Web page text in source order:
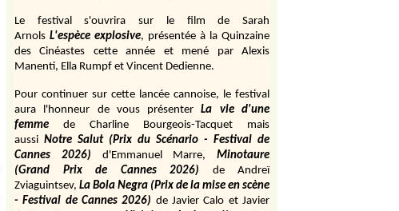
Le festival s'ouvrira sur le film de Sarah
Arnols L'espèce explosive, présentée à la Quinzaine
des Cinéastes cette année et mené par Alexis
Manenti, Ella Rumpf et Vincent Dedienne.
Pour continuer sur cette lancée cannoise, le festival
aura l'honneur de vous présenter
La vie d'une
femme
de Charline Bourgeois-Tacquet
mais
aussi Notre Salut (Prix du Scénario - Festival de
Cannes 2026)
d'Emmanuel Marre,
Minotaure
(Grand Prix de Cannes 2026)
de Andreï
Zviaguintsev, La Bola Negra (Prix de la mise en scène
- Festival de Cannes 2026) de Javier Calo et Javier